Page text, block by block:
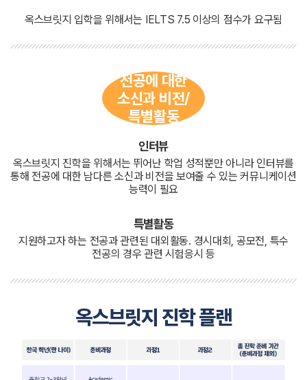
옥스브릿지 입학을 위해서는 IELTS 7.5 이상의 점수가 요구됨
전공에 대한
소신과 비전/
특별활동
인터뷰
옥스브릿지 진학을 위해서는 뛰어난 학업 성적뿐만 아니라 인터뷰를
통해 전공에 대한 남다른 소신과 비전을 보여줄 수 있는 커뮤니케이션
능력이 필요
특별활동
지원하고자 하는 전공과 관련된 대외활동. 경시대회, 공모전, 특수
전공의 경우 관련 시험응시 등
옥스브릿지 진학 플랜